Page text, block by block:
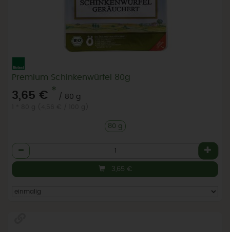
Premium Schinkenwürfel 80g
3,65 € *
/ 80 g
80 g
Anzahl
3,65 €